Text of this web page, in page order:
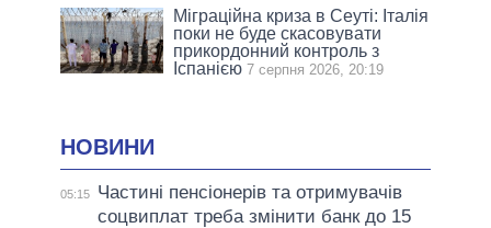
Міграційна криза в Сеуті: Італія
поки не буде скасовувати
прикордонний контроль з
Іспанією 7 серпня 2026, 20:19
НОВИНИ
05:15
Частині пенсіонерів та отримувачів
соцвиплат треба змінити банк до 15